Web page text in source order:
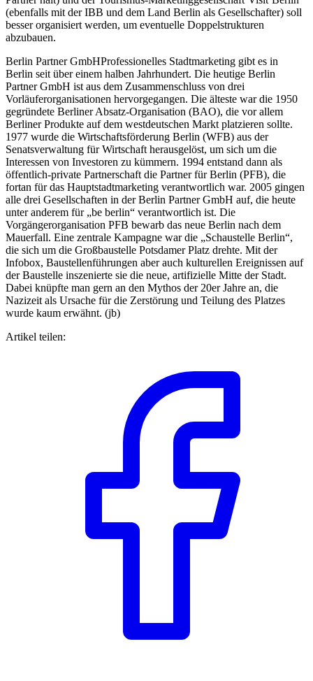
(ebenfalls mit der IBB und dem Land Berlin als Gesellschafter) soll
besser organisiert werden, um eventuelle Doppelstrukturen
abzubauen.
Berlin Partner GmbHProfessionelles Stadtmarketing gibt es in
Berlin seit über einem halben Jahrhundert. Die heutige Berlin
Partner GmbH ist aus dem Zusammenschluss von drei
Vorläuferorganisationen hervorgegangen. Die älteste war die 1950
gegründete Berliner Absatz-Organisation (BAO), die vor allem
Berliner Produkte auf dem westdeutschen Markt platzieren sollte.
1977 wurde die Wirtschaftsförderung Berlin (WFB) aus der
Senatsverwaltung für Wirtschaft herausgelöst, um sich um die
Interessen von Investoren zu kümmern. 1994 entstand dann als
öffentlich-private Partnerschaft die Partner für Berlin (PFB), die
fortan für das Hauptstadtmarketing verantwortlich war. 2005 gingen
alle drei Gesellschaften in der Berlin Partner GmbH auf, die heute
unter anderem für „be berlin“ verantwortlich ist. Die
Vorgängerorganisation PFB bewarb das neue Berlin nach dem
Mauerfall. Eine zentrale Kampagne war die „Schaustelle Berlin“,
die sich um die Großbaustelle Potsdamer Platz drehte. Mit der
Infobox, Baustellenführungen aber auch kulturellen Ereignissen auf
der Baustelle inszenierte sie die neue, artifizielle Mitte der Stadt.
Dabei knüpfte man gern an den Mythos der 20er Jahre an, die
Nazizeit als Ursache für die Zerstörung und Teilung des Platzes
wurde kaum erwähnt. (jb)
Artikel teilen: